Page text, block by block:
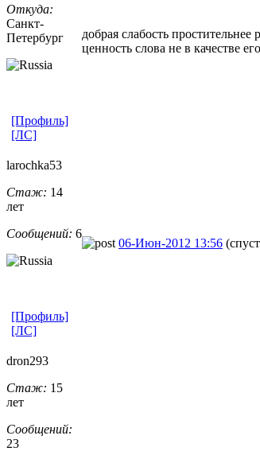
Откуда:
Санкт-
Петерб​ург
добрая слабость простительнее
ценность слова не в качестве
[Профиль]
[ЛС]
larochka53
Стаж: 14
лет
Сообщений: 6
06-Июн-2012 13:56
[Профиль]
[ЛС]
dron293
Стаж: 15
лет
Сообщений:
23